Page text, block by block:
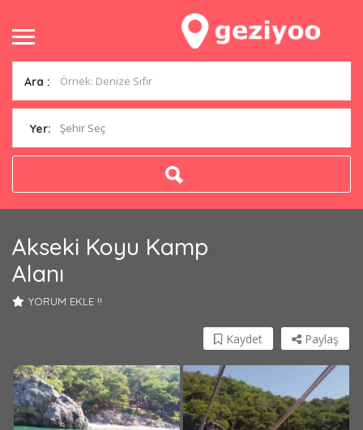
Ara :
Yer: Şehir Seç
Akseki Koyu Kamp
Alanı
YORUM EKLE !!
Paylaş
Kaydet